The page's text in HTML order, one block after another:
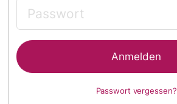
Passwort vergessen?